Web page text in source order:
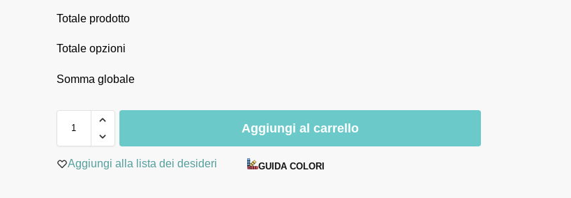
Totale prodotto
Totale opzioni
Somma globale
Aggiungi al carrello
Aggiungi alla lista dei desideri GUIDA COLORI